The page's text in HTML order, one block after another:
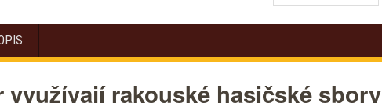
rakouské hasičské sbory